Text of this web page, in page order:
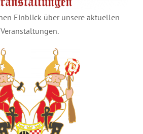
Einblick über unsere aktuellen
Veranstaltungen.